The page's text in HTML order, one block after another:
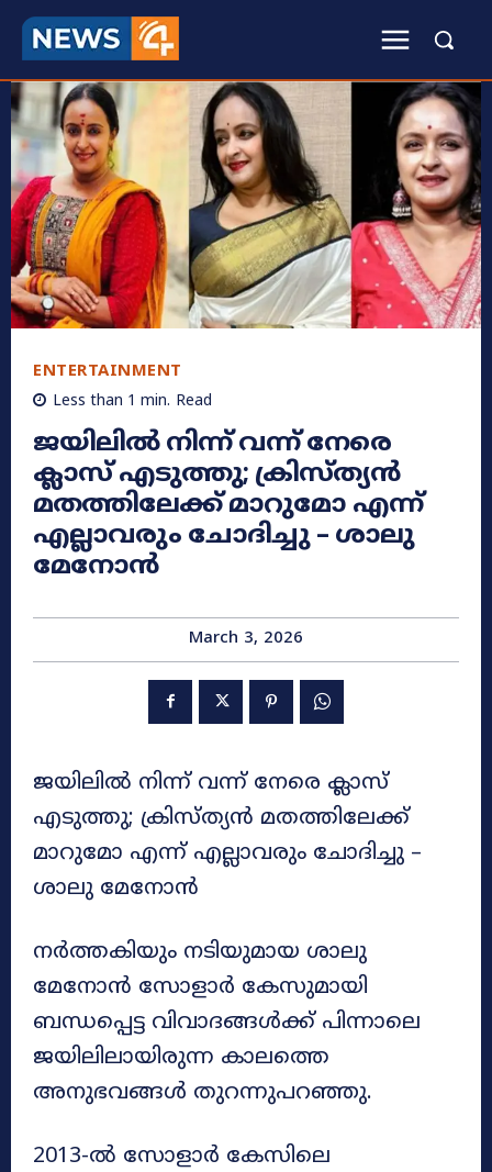
ENTERTAINMENT
Less than 1 min. Read
ജയിലിൽ നിന്ന് വന്ന് നേരെ
ക്ലാസ് എടുത്തു; ക്രിസ്ത്യൻ
മതത്തിലേക്ക് മാറുമോ എന്ന്
എല്ലാവരും ചോദിച്ചു – ശാലു
മേനോൻ
March 3, 2026
ജയിലിൽ നിന്ന് വന്ന് നേരെ ക്ലാസ്
എടുത്തു; ക്രിസ്ത്യൻ മതത്തിലേക്ക്
മാറുമോ എന്ന് എല്ലാവരും ചോദിച്ചു –
ശാലു മേനോൻ
നർത്തകിയും നടിയുമായ ശാലു
മേനോൻ സോളാർ കേസുമായി
ബന്ധപ്പെട്ട വിവാദങ്ങൾക്ക് പിന്നാലെ
ജയിലിലായിരുന്ന കാലത്തെ
അനുഭവങ്ങൾ തുറന്നുപറഞ്ഞു.
2013-ൽ സോളാർ കേസിലെ